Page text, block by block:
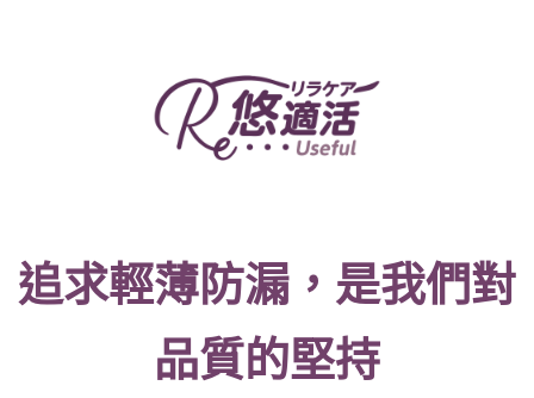
追求輕薄防漏，是我們對
品質的堅持